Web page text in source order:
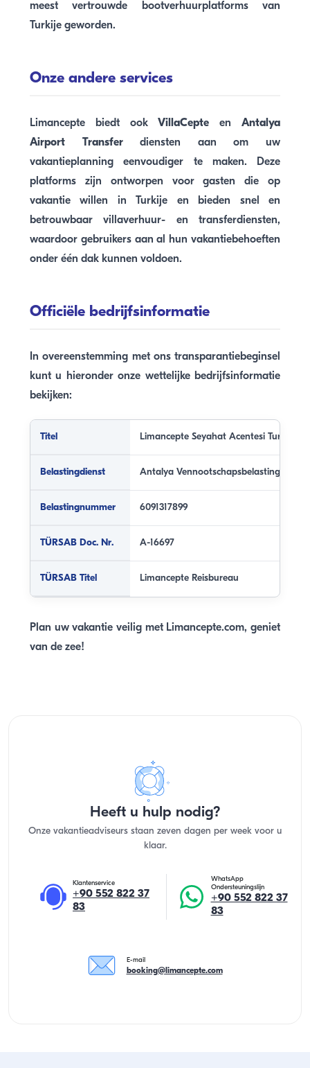
meest vertrouwde bootverhuurplatforms van
Turkije geworden.
Onze andere services
Limancepte biedt ookVillaCepte enAntalya
Airport Transferdiensten aan om uw
vakantieplanning eenvoudiger te maken. Deze
platforms zijn ontworpen voor gasten die op
vakantie willen in Turkije en bieden snel en
betrouwbaar villaverhuur- en transferdiensten,
waardoor gebruikers aan al hun vakantiebehoeften
onder één dak kunnen voldoen.
Officiële bedrijfsinformatie
In overeenstemming met ons transparantiebeginsel
kunt u hieronder onze wettelijke bedrijfsinformatie
bekijken:
Titel Limancepte Seyahat Acentesi Tur. ve
Belastingdienst Antalya Vennootschapsbelastingdienst
Belastingnummer 6091317899
TÜRSAB Doc. Nr. A-16697
TÜRSAB Titel Limancepte Reisbureau
Plan uw vakantie veilig met Limancepte.com, geniet
van de zee!
Heeft u hulp nodig?
Onze vakantieadviseurs staan zeven dagen per week voor u
klaar.
Klantenservice
+90 552 822 37
83
WhatsApp
Ondersteuningslijn
+90 552 822 37
83
E-mail
booking@limancepte.com